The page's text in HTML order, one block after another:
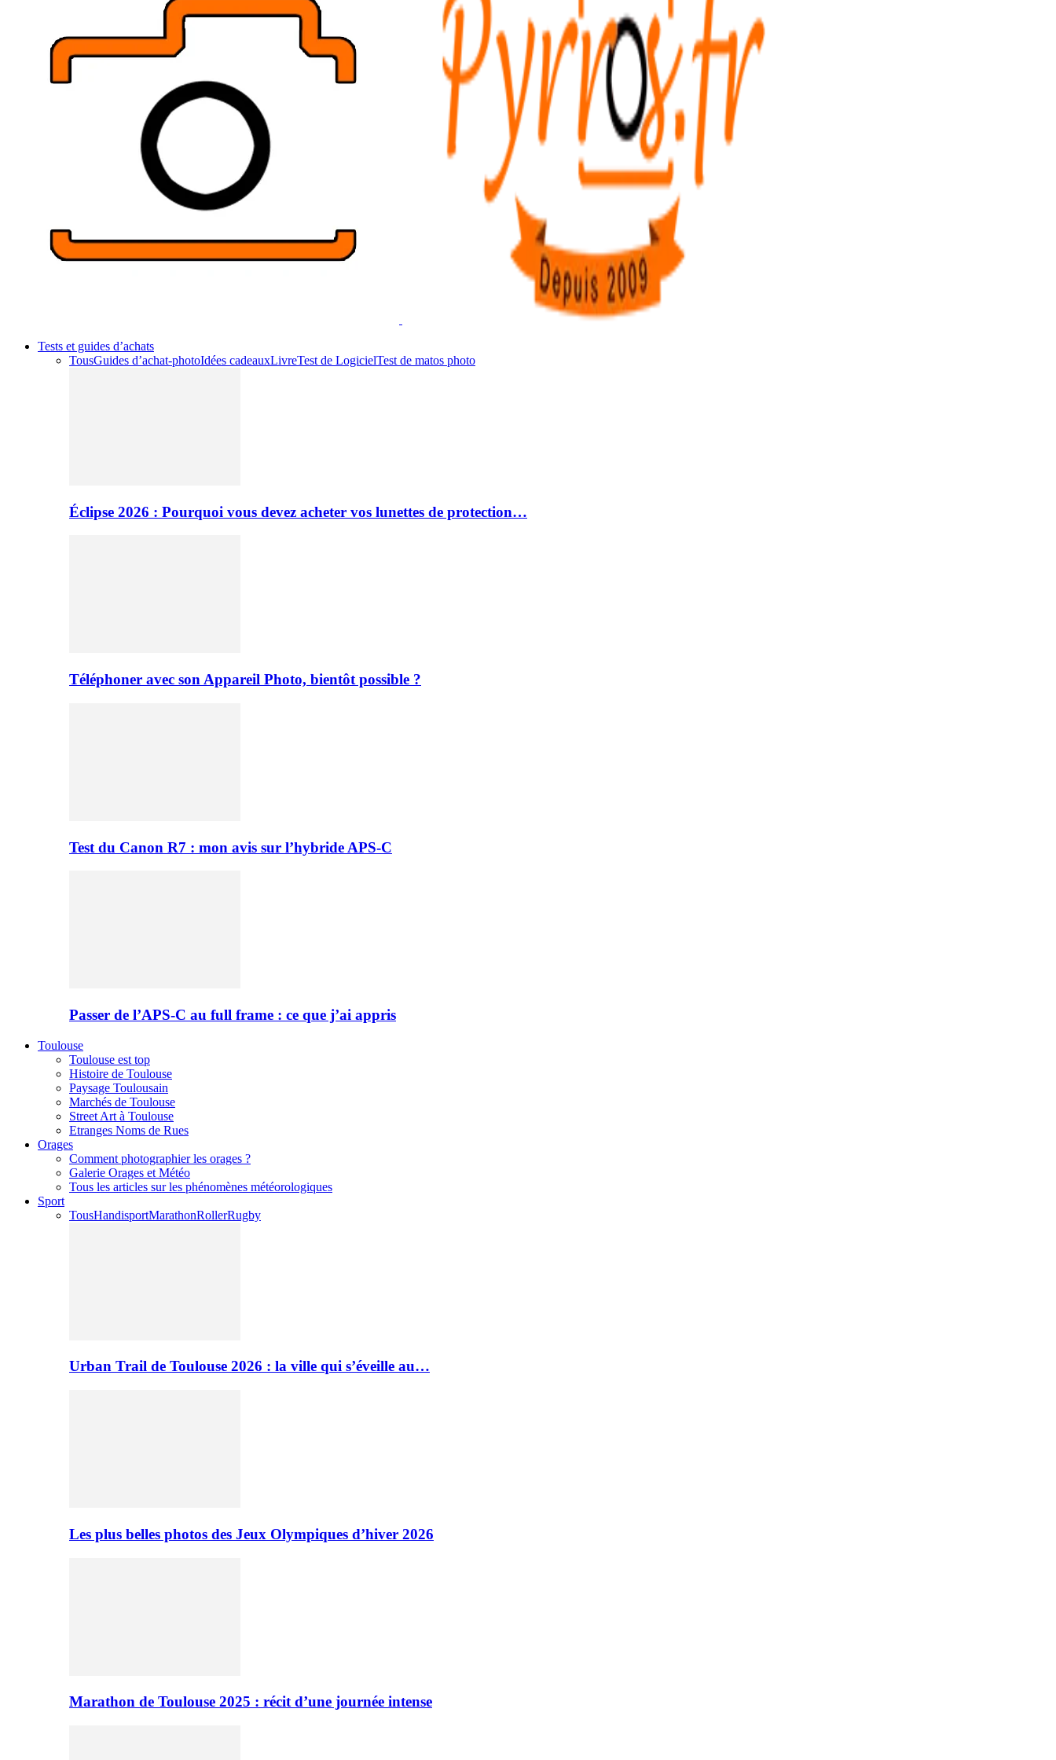
Tests et guides d’achats
TousGuides d’achat-photoIdées cadeauxLivreTest de LogicielTest de matos photo
Éclipse 2026 : Pourquoi vous devez acheter vos lunettes de protection…
Téléphoner avec son Appareil Photo, bientôt possible ?
Test du Canon R7 : mon avis sur l’hybride APS-C
Passer de l’APS-C au full frame : ce que j’ai appris
Toulouse
Toulouse est top
Histoire de Toulouse
Paysage Toulousain
Marchés de Toulouse
Street Art à Toulouse
Etranges Noms de Rues
Orages
Comment photographier les orages ?
Galerie Orages et Météo
Tous les articles sur les phénomènes météorologiques
Sport
TousHandisportMarathonRollerRugby
Urban Trail de Toulouse 2026 : la ville qui s’éveille au…
Les plus belles photos des Jeux Olympiques d’hiver 2026
Marathon de Toulouse 2025 : récit d’une journée intense